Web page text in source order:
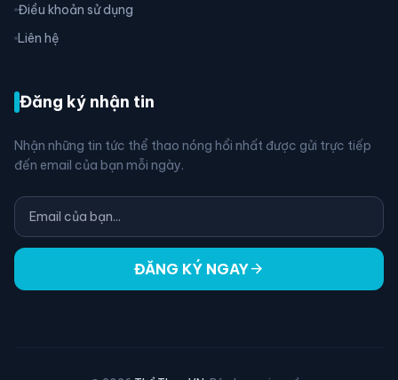
Điều khoản sử dụng
Liên hệ
Đăng ký nhận tin
Nhận những tin tức thể thao nóng hổi nhất được gửi trực tiếp
đến email của bạn mỗi ngày.
ĐĂNG KÝ NGAYarrow_forward